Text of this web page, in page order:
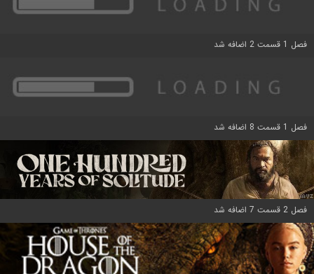
فصل 1 قسمت 2 اضافه شد
فصل 1 قسمت 8 اضافه شد
فصل 2 قسمت 7 اضافه شد